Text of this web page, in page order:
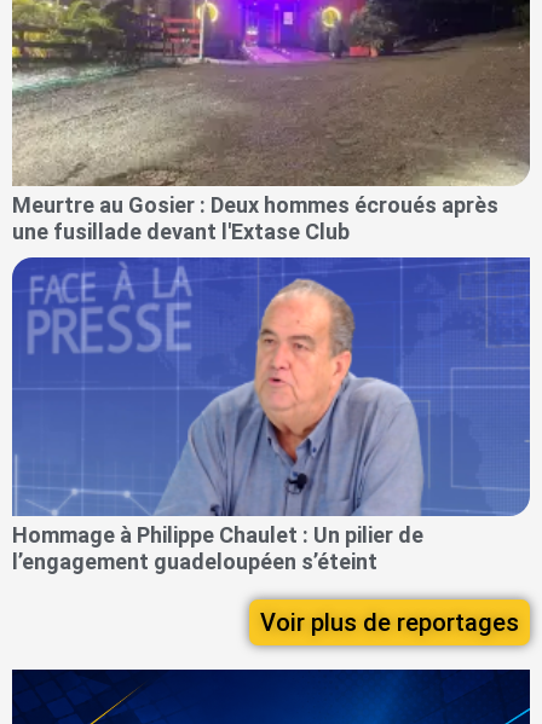
Meurtre au Gosier : Deux hommes écroués après
une fusillade devant l'Extase Club
Hommage à Philippe Chaulet : Un pilier de
l’engagement guadeloupéen s’éteint
Voir plus de reportages